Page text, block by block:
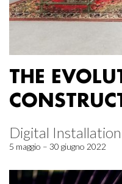
THE
Digital
5 maggio – 30 giugno 2022